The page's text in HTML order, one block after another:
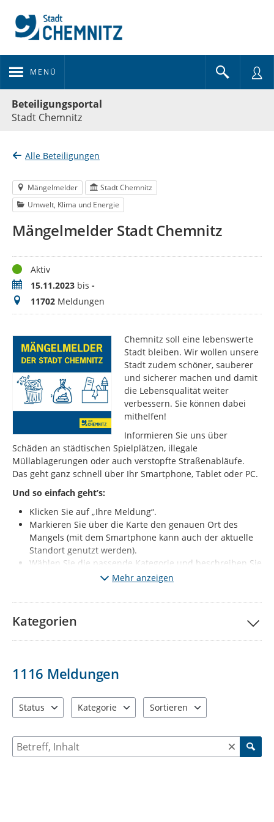
MENÜ
Beteiligungsportal
Stadt Chemnitz
Alle Beteiligungen
Mängelmelder
Stadt Chemnitz
Umwelt, Klima und Energie
Mängelmelder Stadt Chemnitz
StatusAktiv
Zeitraum15.11.2023 bis -
Meldungen
11702 Meldungen
Chemnitz soll eine lebenswerte
Stadt bleiben. Wir wollen unsere
Stadt zudem schöner, sauberer
und sicherer machen und damit
die Lebensqualität weiter
verbessern. Sie können dabei
mithelfen!
Informieren Sie uns über
Schäden an städtischen Spielplätzen, illegale
Müllablagerungen oder auch verstopfte Straßenabläufe.
Das geht ganz schnell über Ihr Smartphone, Tablet oder PC.
Und so einfach geht’s:
Klicken Sie auf „Ihre Meldung“.
Markieren Sie über die Karte den genauen Ort des
Mangels (mit dem Smartphone kann auch der aktuelle
Standort genutzt werden).
Wählen Sie die passende Kategorie und beschreiben Sie
kurz den Mangel. Fügen Sie wenn möglich ein Foto vom
Klicken Sie auf „Meldung absenden“.Ihre Meldung wird
nach redaktioneller Prüfung sichtbar (diese erfolgt 1x
täglich, Mo-Fr, außer Feiertage).
Gleichzeitig wird der
jeweils zuständige Fachbereich automatisch informiert.
Melden Sie bitte nur solche Mängel, die den
anderes Problem entdeckt? Dann informieren Sie uns
bitte über die Behördenrufnummer 115 oder per Mail
Falls Sie Ihrer Meldung Fotos anfügen, werden diese zu
ihrer Meldung öffentlich sichtbar: Diese dürfen
Mehr anzeigen
Kategorien
1116 Meldungen
Status
Kategorie
Sortieren
Suche nach Meldungen und Kommentaren